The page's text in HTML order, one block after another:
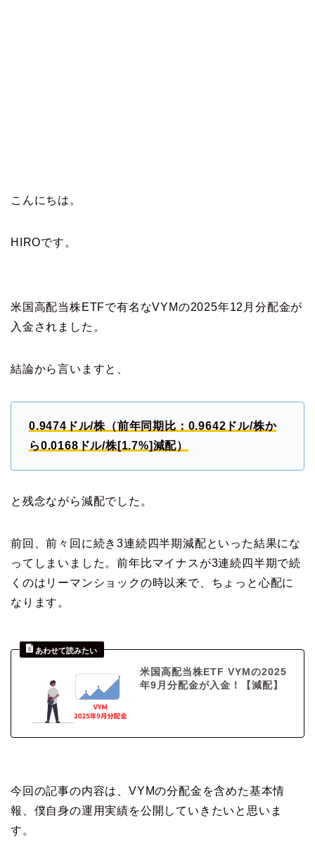
こんにちは。
HIROです。
米国高配当株ETFで有名なVYMの2025年12月分配金が
入金されました。
結論から言いますと、
0.9474ドル/株（前年同期比：0.9642ドル/株か
ら0.0168ドル/株[1.7%]減配）
と残念ながら減配でした。
前回、前々回に続き3連続四半期減配といった結果にな
ってしまいました。前年比マイナスが3連続四半期で続
くのはリーマンショックの時以来で、ちょっと心配に
なります。
米国高配当株ETF VYMの2025
年9月分配金が入金！【減配】
今回の記事の内容は、VYMの分配金を含めた基本情
報、僕自身の運用実績を公開していきたいと思いま
す。